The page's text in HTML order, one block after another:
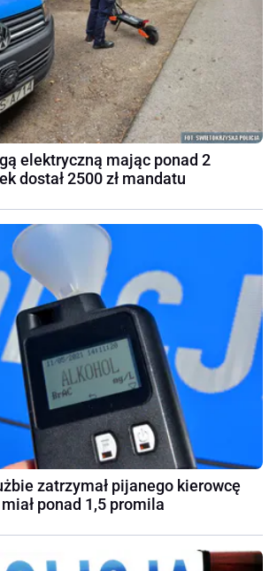
elektryczną mając ponad 2
dostał 2500 zł mandatu
zatrzymał pijanego kierowcę
ponad 1,5 promila